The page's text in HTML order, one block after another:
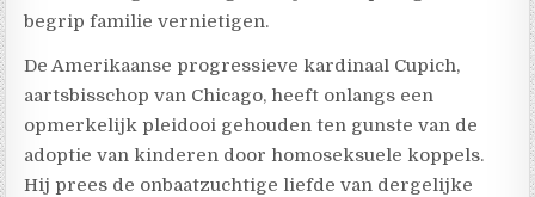
begrip familie vernietigen.
De Amerikaanse progressieve kardinaal Cupich,
aartsbisschop van Chicago, heeft onlangs een
opmerkelijk pleidooi gehouden ten gunste van de
adoptie van kinderen door homoseksuele koppels.
Hij prees de onbaatzuchtige liefde van dergelijke